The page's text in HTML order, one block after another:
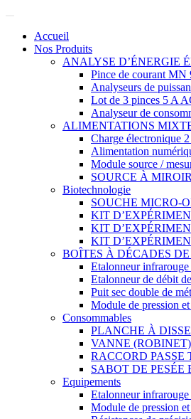
Accueil
Nos Produits
ANALYSE D’ÉNERGIE
Pince de courant MN
Analyseurs de
Lot de 3 pinces 5 A
Analyseur de
ALIMENTATIONS
Charge électronique
Alimentation
Module source /
SOURCE À
Biotechnologie
SOUCHE MICRO-
KIT
KIT
KIT
BOÎTES À DÉCADES
Etalonneur
Etalonneur de débit
Puit sec double de
Module de pression
Consommables
PLANCHE À
VANNE
RACCORD
SABOT DE
Equipements
Etalonneur
Module de pression